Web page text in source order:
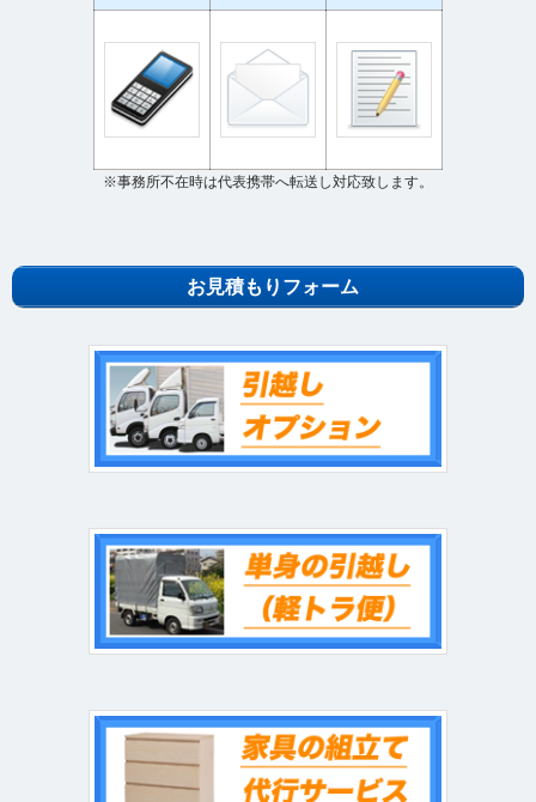
※事務所不在時は代表携帯へ転送し対応致します。
お見積もりフォーム